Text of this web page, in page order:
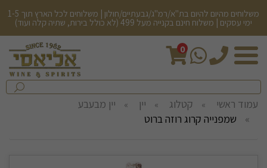
משלוחים מהיום להיום בת"א/רמ"ג/גבעתיים/חולון | משלוחים לכל הארץ תוך 1-5
ימי עסקים | משלוח חינם בקנייה מעל 499 (לא כולל בירות, שתיה קלה ועוד)
0
חיפש
בחנות...
עמוד ראשי קטלוג יין
יין מבעבע
שמפנייה קרוג רוזה ברוט